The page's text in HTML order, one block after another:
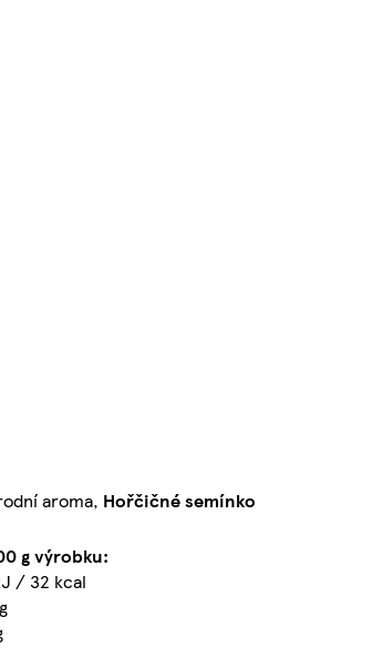
aroma, Hořčičné semínko
g výrobku:
/ 32 kcal